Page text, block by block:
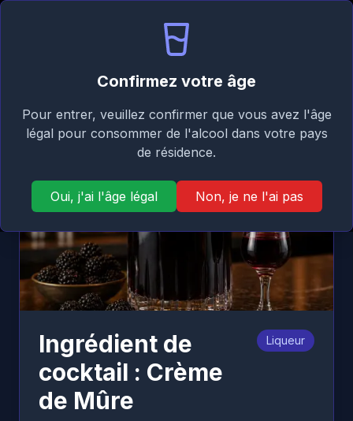
Confirmez votre âge
Pour entrer, veuillez confirmer que vous avez l'âge
légal pour consommer de l'alcool dans votre pays
de résidence.
Oui, j'ai l'âge légal Non, je ne l'ai pas
FR
Ingrédient de
cocktail : Crème
de Mûre
Liqueur